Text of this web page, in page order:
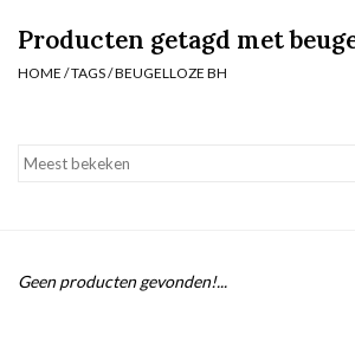
Slip
Nachtmode
Producten getagd met
HOME /TAGS/BEUGELLOZE BH
Geen producten gevonden!...